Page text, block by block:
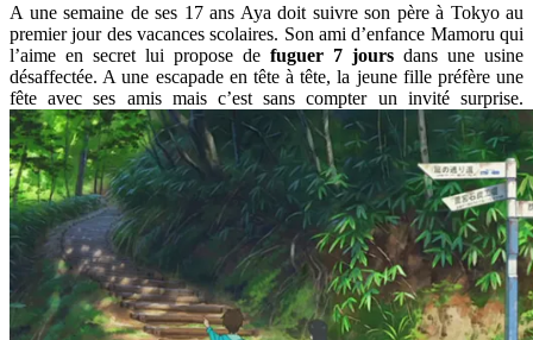
A une semaine de ses 17 ans Aya doit suivre son père à Tokyo au
premier jour des vacances scolaires. Son ami d’enfance Mamoru qui
l’aime en secret lui propose de fuguer 7 jours dans une usine
désaffectée. A une escapade en tête à tête, la jeune fille préfère une
fête avec ses amis mais c’est sans compter un invité surprise.